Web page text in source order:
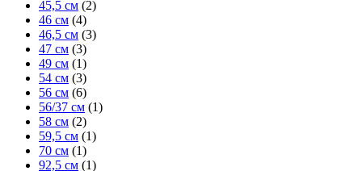
45,5 см (2)
46 см (4)
46,5 см (3)
47 см (3)
49 см (1)
54 см (3)
56 см (6)
56/37 см (1)
58 см (2)
59,5 см (1)
70 см (1)
92,5 см (1)